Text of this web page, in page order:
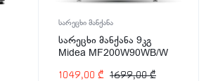
სარეცხი მანქანა
სარეცხი მანქანა 9კგ
Midea MF200W90WB/W
1699,00₾
1049,00 ₾